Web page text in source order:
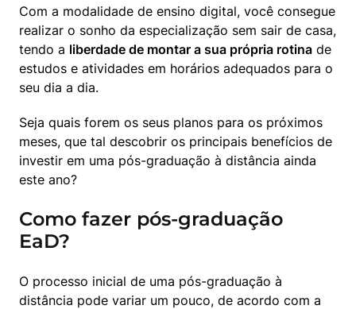
Com a modalidade de ensino digital, você consegue
realizar o sonho da especialização sem sair de casa,
tendo a liberdade de montar a sua própria rotina de
estudos e atividades em horários adequados para o
seu dia a dia.
Seja quais forem os seus planos para os próximos
meses, que tal descobrir os principais benefícios de
investir em uma pós-graduação à distância ainda
este ano?
Como fazer pós-graduação
EaD?
O processo inicial de uma pós-graduação à
distância pode variar um pouco, de acordo com a